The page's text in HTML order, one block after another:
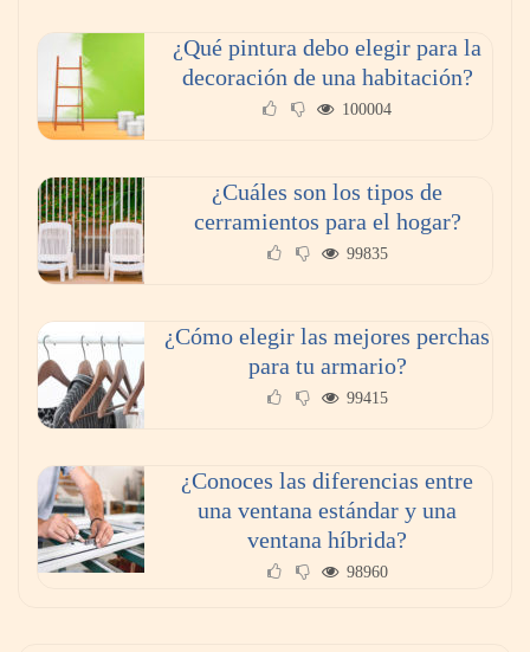
¿Qué pintura debo elegir para la
decoración de una habitación?
100004
¿Cuáles son los tipos de
cerramientos para el hogar?
99835
¿Cómo elegir las mejores perchas
para tu armario?
99415
¿Conoces las diferencias entre
una ventana estándar y una
ventana híbrida?
98960